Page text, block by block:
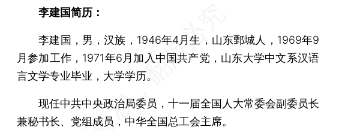
李建国简历：
李建国，男，汉族，1946年4月生，山东鄄城人，1969年9
月参加工作，1971年6月加入中国共产党，山东大学中文系汉语
言文学专业毕业，大学学历。
现任中共中央政治局委员，十一届全国人大常委会副委员长
兼秘书长、党组成员，中华全国总工会主席。